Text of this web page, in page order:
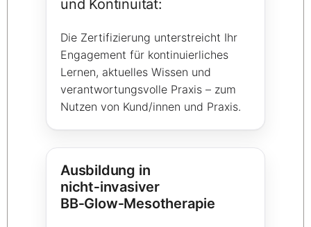
und Kontinuität:
Die Zertifizierung unterstreicht Ihr
Engagement für kontinuierliches
Lernen, aktuelles Wissen und
verantwortungsvolle Praxis – zum
Nutzen von Kund/innen und Praxis.
Ausbildung in
nicht‑invasiver
BB‑Glow‑Mesotherapie